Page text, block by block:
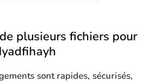
plusieurs fichiers pour
sont rapides, sécurisés,